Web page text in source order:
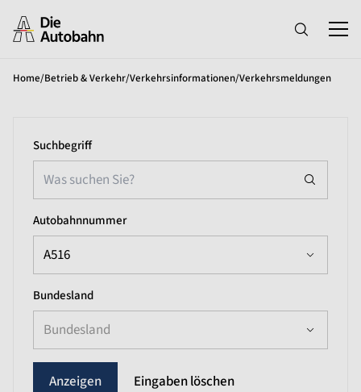
Home/Betrieb & Verkehr/Verkehrsinformationen/Verkehrsmeldungen
Suchbegriff
Autobahnnummer
A516
Bundesland
Bundesland
Eingaben löschen